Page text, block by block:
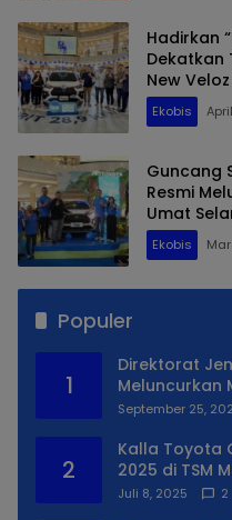
Hadirkan
Dekatkan
New
Ekobis
Guncang
Resmi
Umat
Ekobis
Populer
1
Direktorat
Meluncurkan
Simulator
September 25,
2
Kalla Toyota
2025 di TSM
Spesial
Juli 8, 2025 2